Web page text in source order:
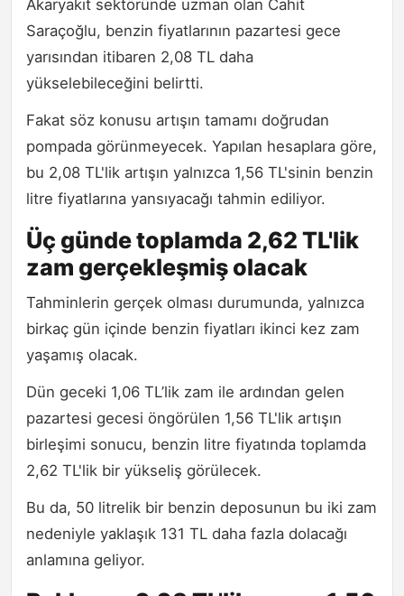
Akaryakıt sektöründe uzman olan Cahit
Saraçoğlu, benzin fiyatlarının pazartesi gece
yarısından itibaren 2,08 TL daha
yükselebileceğini belirtti.
Fakat söz konusu artışın tamamı doğrudan
pompada görünmeyecek. Yapılan hesaplara göre,
bu 2,08 TL'lik artışın yalnızca 1,56 TL'sinin benzin
litre fiyatlarına yansıyacağı tahmin ediliyor.
Üç günde toplamda 2,62 TL'lik
zam gerçekleşmiş olacak
Tahminlerin gerçek olması durumunda, yalnızca
birkaç gün içinde benzin fiyatları ikinci kez zam
yaşamış olacak.
Dün geceki 1,06 TL’lik zam ile ardından gelen
pazartesi gecesi öngörülen 1,56 TL'lik artışın
birleşimi sonucu, benzin litre fiyatında toplamda
2,62 TL'lik bir yükseliş görülecek.
Bu da, 50 litrelik bir benzin deposunun bu iki zam
nedeniyle yaklaşık 131 TL daha fazla dolacağı
anlamına geliyor.